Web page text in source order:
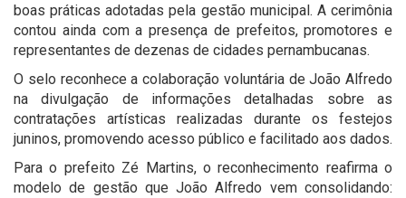
boas práticas adotadas pela gestão municipal. A cerimônia
contou ainda com a presença de prefeitos, promotores e
representantes de dezenas de cidades pernambucanas.
O selo reconhece a colaboração voluntária de João Alfredo
na divulgação de informações detalhadas sobre as
contratações artísticas realizadas durante os festejos
juninos, promovendo acesso público e facilitado aos dados.
Para o prefeito Zé Martins, o reconhecimento reafirma o
modelo de gestão que João Alfredo vem consolidando: